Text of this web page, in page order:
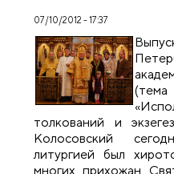
07/10/2012 - 17:37
толкований и
Колосовский
литургией был
многих прихожан